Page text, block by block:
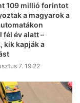
109 millió forintot
a magyarok a
fél év alatt –
kik kapják a
7. 19:22